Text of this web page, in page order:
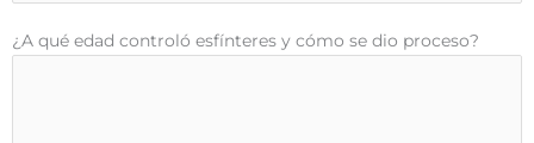
¿A qué edad controló esfínteres y cómo se dio proceso?